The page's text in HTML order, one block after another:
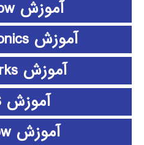
آموزش ShowFlow
آموزش SimElectronics
آموزش SolidWorks
آموزش SPSS
آموزش stateflow